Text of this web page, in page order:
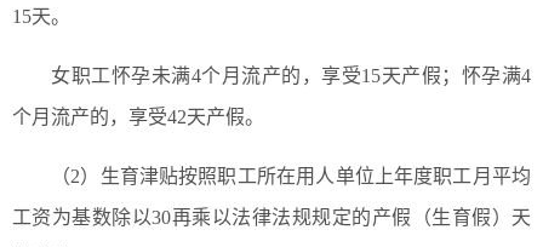
15天。
女职工怀孕未满4个月流产的，享受15天产假；怀孕满4
个月流产的，享受42天产假。
（2）生育津贴按照职工所在用人单位上年度职工月平均
工资为基数除以30再乘以法律法规规定的产假（生育假）天